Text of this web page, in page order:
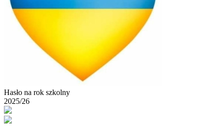
Hasło na rok szkolny
2025/26